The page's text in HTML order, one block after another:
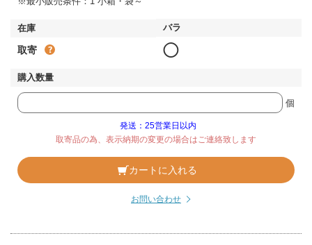
取寄 ◯
個
発送：25営業日以内
取寄品の為、表示納期の変更の場合はご連絡致します
カートに入れる
お問い合わせ